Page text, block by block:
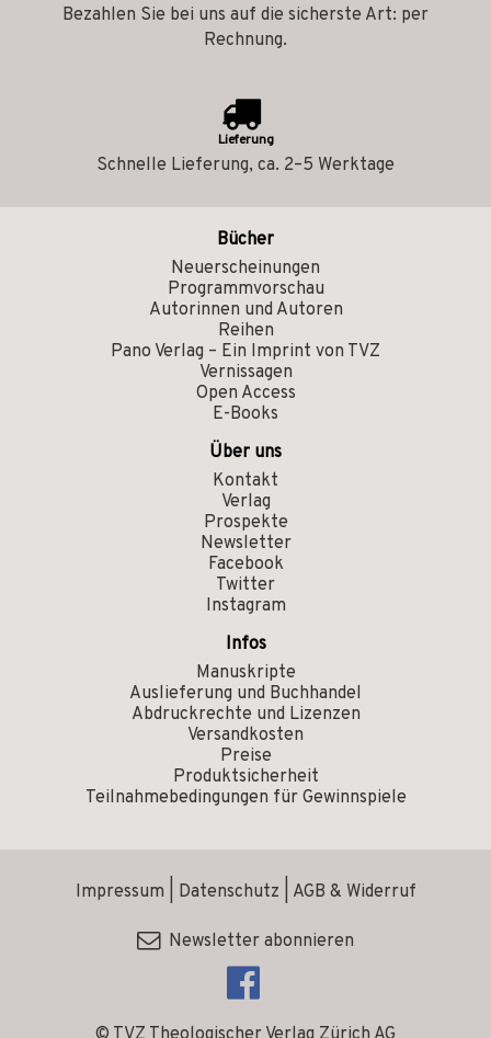
Bezahlen Sie bei uns auf die sicherste Art: per
Rechnung.
Lieferung
Schnelle Lieferung, ca. 2–5 Werktage
Bücher
Neuerscheinungen
Programmvorschau
Autorinnen und Autoren
Reihen
Pano Verlag – Ein Imprint von TVZ
Vernissagen
Open Access
E-Books
Über uns
Kontakt
Verlag
Prospekte
Newsletter
Facebook
Twitter
Instagram
Infos
Manuskripte
Auslieferung und Buchhandel
Abdruckrechte und Lizenzen
Versandkosten
Preise
Produktsicherheit
Teilnahmebedingungen für Gewinnspiele
Impressum Datenschutz AGB & Widerruf
Newsletter abonnieren